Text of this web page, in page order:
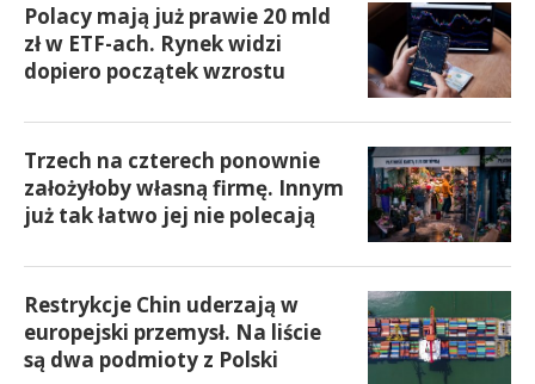
Polacy mają już prawie 20 mld
zł w ETF-ach. Rynek widzi
dopiero początek wzrostu
Trzech na czterech ponownie
założyłoby własną firmę. Innym
już tak łatwo jej nie polecają
Restrykcje Chin uderzają w
europejski przemysł. Na liście
są dwa podmioty z Polski